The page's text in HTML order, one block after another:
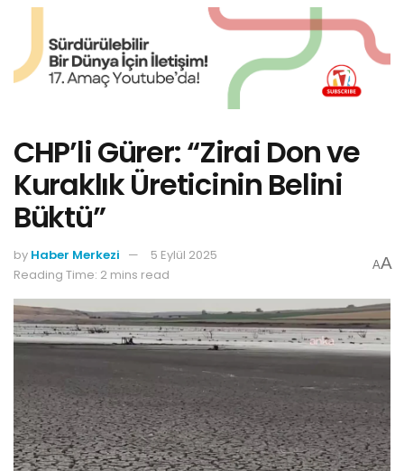
CHP’li Gürer: “Zirai Don ve
Kuraklık Üreticinin Belini
Büktü”
by Haber Merkezi
5 Eylül 2025
Reading Time: 2 mins read
AA